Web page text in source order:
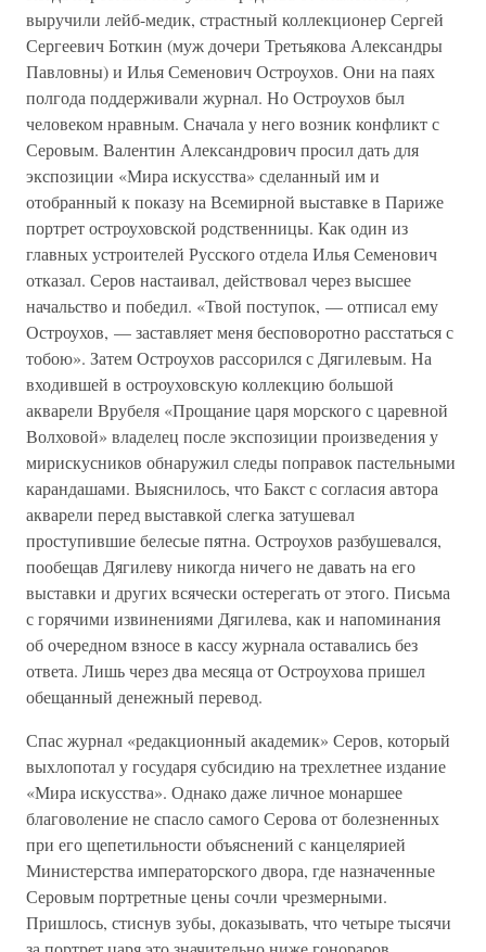
выручили лейб-медик, страстный коллекционер Сергей
Сергеевич Боткин (муж дочери Третьякова Александры
Павловны) и Илья Семенович Остроухов. Они на паях
полгода поддерживали журнал. Но Остроухов был
человеком нравным. Сначала у него возник конфликт с
Серовым. Валентин Александрович просил дать для
экспозиции «Мира искусства» сделанный им и
отобранный к показу на Всемирной выставке в Париже
портрет остроуховской родственницы. Как один из
главных устроителей Русского отдела Илья Семенович
отказал. Серов настаивал, действовал через высшее
начальство и победил. «Твой поступок, — отписал ему
Остроухов, — заставляет меня бесповоротно расстаться с
тобою». Затем Остроухов рассорился с Дягилевым. На
входившей в остроуховскую коллекцию большой
акварели Врубеля «Прощание царя морского с царевной
Волховой» владелец после экспозиции произведения у
мирискусников обнаружил следы поправок пастельными
карандашами. Выяснилось, что Бакст с согласия автора
акварели перед выставкой слегка затушевал
проступившие белесые пятна. Остроухов разбушевался,
пообещав Дягилеву никогда ничего не давать на его
выставки и других всячески остерегать от этого. Письма
с горячими извинениями Дягилева, как и напоминания
об очередном взносе в кассу журнала оставались без
ответа. Лишь через два месяца от Остроухова пришел
обещанный денежный перевод.
Спас журнал «редакционный академик» Серов, который
выхлопотал у государя субсидию на трехлетнее издание
«Мира искусства». Однако даже личное монаршее
благоволение не спасло самого Серова от болезненных
при его щепетильности объяснений с канцелярией
Министерства императорского двора, где назначенные
Серовым портретные цены сочли чрезмерными.
Пришлось, стиснув зубы, доказывать, что четыре тысячи